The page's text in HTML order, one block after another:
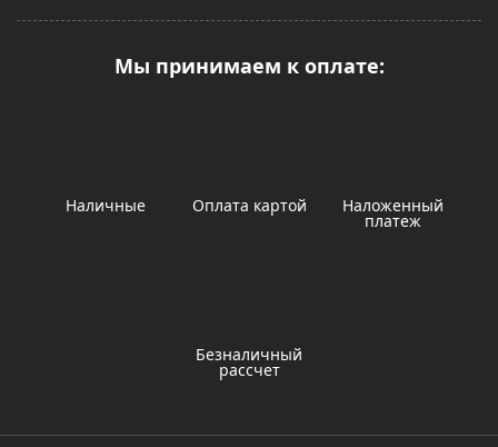
Мы принимаем к оплате:
Наличные Оплата картой Наложенный
платеж
Безналичный
рассчет